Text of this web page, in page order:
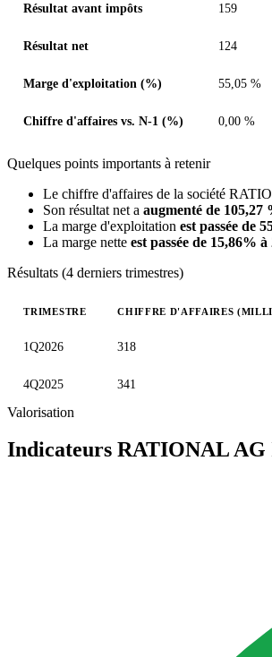
Résultat avant impôts 159
Résultat net 124
Marge d'exploitation (%) 55,05 %
Chiffre d'affaires vs. N-1 (%) 0,00 %
Quelques points importants à retenir
Le chiffre d'affaires de la société
Son résultat net a augmenté de 105,27
La marge d'exploitation est passée de
La marge nette est passée de 15,86%
Résultats (4 derniers trimestres)
TRIMESTRE CHIFFRE D'AFFAIRES
1Q2026 318
4Q2025 341
Valorisation
Indicateurs RATIONAL AG